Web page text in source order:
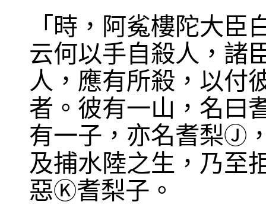
「時，阿㝹樓陀大
云何以手自殺人，諸
人，應有所殺，以付
者。彼有一山，名曰
有一子，亦名耆梨Ⓙ
及捕水陸之生，乃至
惡Ⓚ耆梨子。